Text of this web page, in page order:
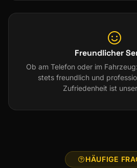
Freundlicher
Ob am Telefon oder im
stets freundlich und
Zufriedenheit ist
HÄUFIGE